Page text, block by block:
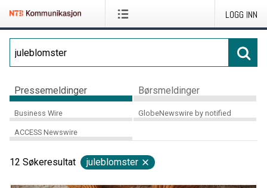
LOGG INN
Pressemeldinger Børsmeldinger
Business Wire GlobeNewswire by notified
ACCESS Newswire
12 Søkeresultat juleblomster